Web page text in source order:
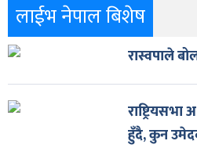
लाईभ नेपाल बिशेष
रास्वपाले
हुँदै, कुन